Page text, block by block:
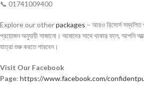
📞 01741009400
Explore our otherpackages – আরও রিসোর্স সম্বলিত
প্রয়োজন অনুযায়ী সাজানো। আমাদের সাথে থাকার ফলে, আপনি
যাত্রা শুরু করতে পারবেন।
Visit Our Facebook
Page: https://www.facebook.com/